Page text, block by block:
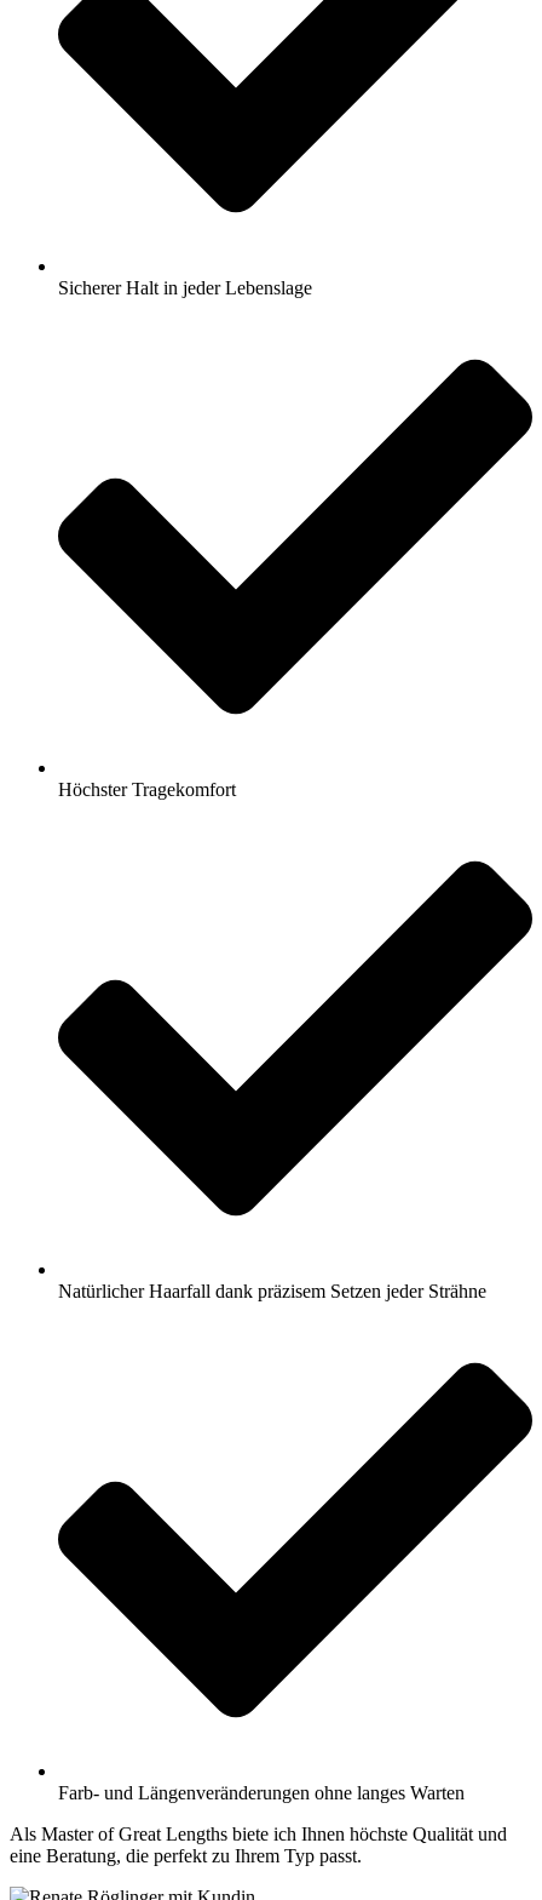
Sicherer Halt in jeder Lebenslage
Höchster Tragekomfort
Natürlicher Haarfall dank präzisem Setzen jeder Strähne
Farb- und Längenveränderungen ohne langes Warten
Als Master of Great Lengths biete ich Ihnen höchste Qualität und
eine Beratung, die perfekt zu Ihrem Typ passt.